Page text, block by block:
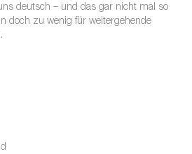
deutsch – und das gar nicht mal so
doch zu wenig für weitergehende